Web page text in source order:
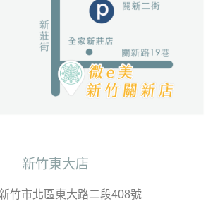
新竹東大店
竹市北區東大路二段408號